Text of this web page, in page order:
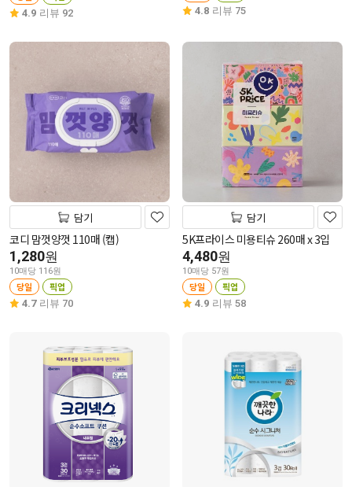
4.9 리뷰 92 4.8 리뷰 75
담기
코디 맘껏양껏 110매 (캡)
1,280원
10매당 116원
당일 픽업
4.7 리뷰 70
담기
5K프라이스 미용티슈 260매 x 3입
4,480원
10매당 57원
당일 픽업
4.9 리뷰 58